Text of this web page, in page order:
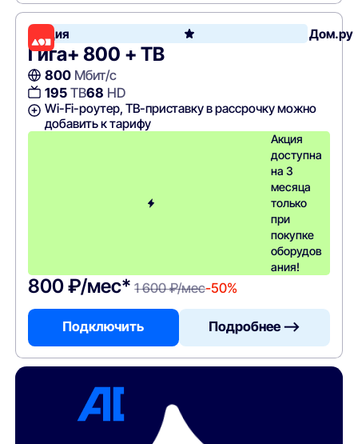
Акция Дом.ру
Гига+ 800 + ТВ
800Мбит/с
195ТВ68 HD
Wi-Fi-роутер, ТВ-приставку в рассрочку можно
добавить к тарифу
Акция
доступна
на 3
месяца
только
при
покупке
оборудов
ания!
800 ₽/мес* 1 600 ₽/мес-50%
Подключить Подробнее —>